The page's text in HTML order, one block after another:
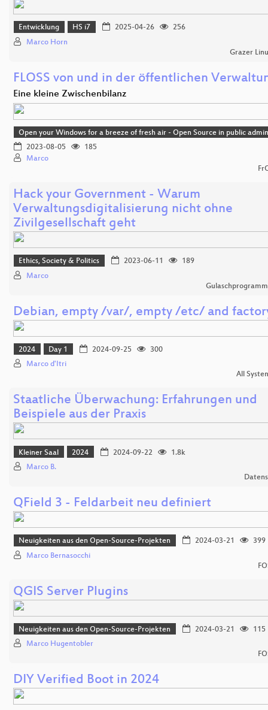
Entwicklung HS i7 2025-04-26
256
Marco Horn
Grazer
FLOSS von und in der öffentlichen
Eine kleine Zwischenbilanz
Open your Windows for a breeze of fresh air - Open Source in public
2023-08-05
185
Marco
Hack your Government - Warum
Verwaltungsdigitalisierung nicht ohne
Zivilgesellschaft geht
Ethics, Society & Politics 2023-06-11
189
Marco
Debian, empty /var/, empty /etc/ and
2024 Day 1 2024-09-25
300
Marco d'Itri
All
Staatliche Überwachung: Erfahrungen und
Beispiele aus der Praxis
Kleiner Saal 2024 2024-09-22
1.8k
Marco B.
QField 3 - Feldarbeit neu definiert
Neuigkeiten aus den Open-Source-Projekten 2024-03-21
399
Marco Bernasocchi
QGIS Server Plugins
Neuigkeiten aus den Open-Source-Projekten 2024-03-21
115
Marco Hugentobler
DIY Verified Boot in 2024